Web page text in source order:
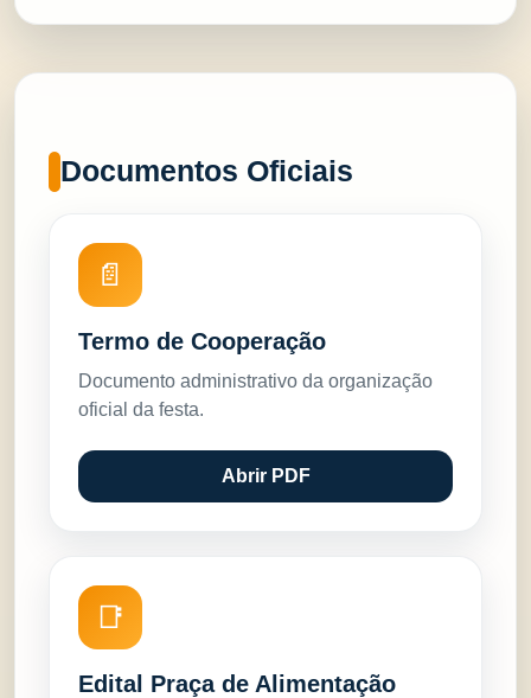
Documentos Oficiais
📄
Termo de Cooperação
Documento administrativo da organização
oficial da festa.
Abrir PDF
📑
Edital Praça de Alimentação